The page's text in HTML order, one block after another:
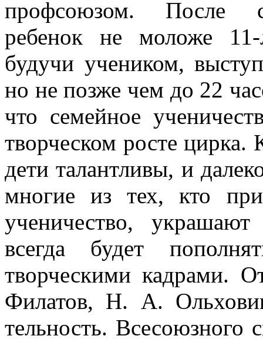
профсоюзом. После
ребенок не моложе 11-
будучи учеником,
но не позже чем до 22
что семейное
творческом росте цирка.
дети талантливы, и
многие из тех, кто
ученичество,
всегда будет
творческими кадрами.
Фила­тов, Н. А.
тельность. Всесоюзного